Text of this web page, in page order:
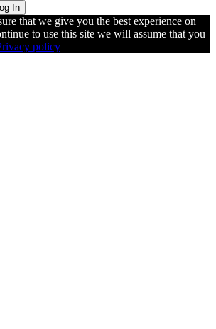
In
that we give you the best experience on
to use this site we will assume that you
policy